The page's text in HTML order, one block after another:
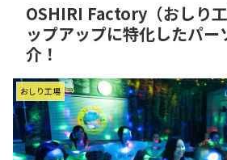
OSHIRI Factory（おしり
ップアップに特化したパ
介！
おしり工場